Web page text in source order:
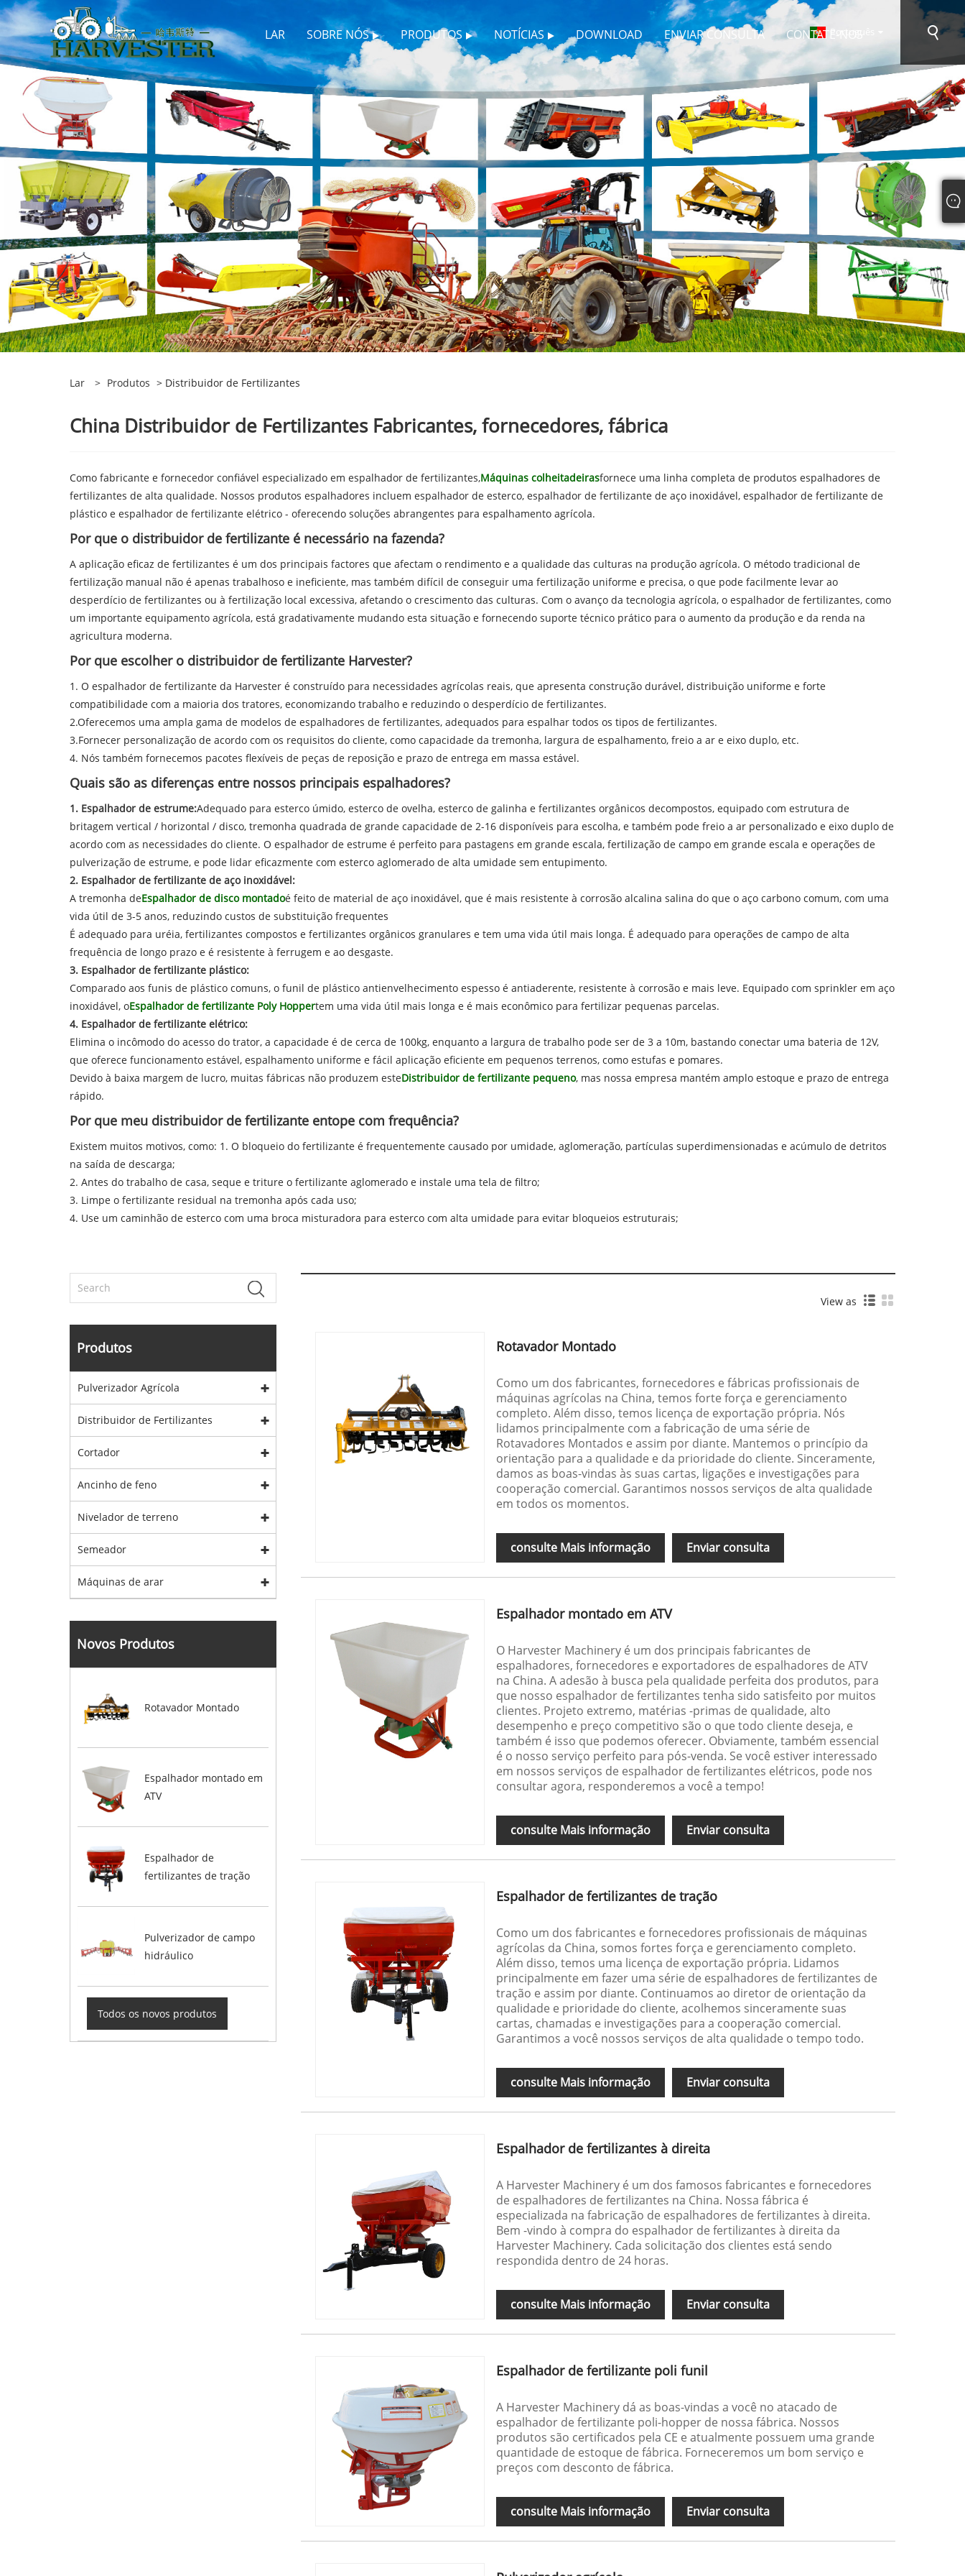
LAR SOBRE NÓS PRODUTOS NOTÍCIAS DOWNLOAD ENVIAR CONSULTA CONTATE-NOS
Português
Lar > Produtos > Distribuidor de Fertilizantes
China Distribuidor de Fertilizantes Fabricantes, fornecedores, fábrica
Como fabricante e fornecedor confiável especializado em espalhador de fertilizantes,Máquinas colheitadeirasfornece uma linha completa de produtos espalhadores de
fertilizantes de alta qualidade. Nossos produtos espalhadores incluem espalhador de esterco, espalhador de fertilizante de aço inoxidável, espalhador de fertilizante de
plástico e espalhador de fertilizante elétrico - oferecendo soluções abrangentes para espalhamento agrícola.
Por que o distribuidor de fertilizante é necessário na fazenda?
A aplicação eficaz de fertilizantes é um dos principais factores que afectam o rendimento e a qualidade das culturas na produção agrícola. O método tradicional de
fertilização manual não é apenas trabalhoso e ineficiente, mas também difícil de conseguir uma fertilização uniforme e precisa, o que pode facilmente levar ao
desperdício de fertilizantes ou à fertilização local excessiva, afetando o crescimento das culturas. Com o avanço da tecnologia agrícola, o espalhador de fertilizantes, como
um importante equipamento agrícola, está gradativamente mudando esta situação e fornecendo suporte técnico prático para o aumento da produção e da renda na
agricultura moderna.
Por que escolher o distribuidor de fertilizante Harvester?
1. O espalhador de fertilizante da Harvester é construído para necessidades agrícolas reais, que apresenta construção durável, distribuição uniforme e forte
compatibilidade com a maioria dos tratores, economizando trabalho e reduzindo o desperdício de fertilizantes.
2.Oferecemos uma ampla gama de modelos de espalhadores de fertilizantes, adequados para espalhar todos os tipos de fertilizantes.
3.Fornecer personalização de acordo com os requisitos do cliente, como capacidade da tremonha, largura de espalhamento, freio a ar e eixo duplo, etc.
4. Nós também fornecemos pacotes flexíveis de peças de reposição e prazo de entrega em massa estável.
Quais são as diferenças entre nossos principais espalhadores?
1. Espalhador de estrume:Adequado para esterco úmido, esterco de ovelha, esterco de galinha e fertilizantes orgânicos decompostos, equipado com estrutura de
britagem vertical / horizontal / disco, tremonha quadrada de grande capacidade de 2-16 disponíveis para escolha, e também pode freio a ar personalizado e eixo duplo de
acordo com as necessidades do cliente. O espalhador de estrume é perfeito para pastagens em grande escala, fertilização de campo em grande escala e operações de
pulverização de estrume, e pode lidar eficazmente com esterco aglomerado de alta umidade sem entupimento.
2. Espalhador de fertilizante de aço inoxidável:
A tremonha deEspalhador de disco montadoé feito de material de aço inoxidável, que é mais resistente à corrosão alcalina salina do que o aço carbono comum, com uma
vida útil de 3-5 anos, reduzindo custos de substituição frequentes
É adequado para uréia, fertilizantes compostos e fertilizantes orgânicos granulares e tem uma vida útil mais longa. É adequado para operações de campo de alta
frequência de longo prazo e é resistente à ferrugem e ao desgaste.
3. Espalhador de fertilizante plástico:
Comparado aos funis de plástico comuns, o funil de plástico antienvelhecimento espesso é antiaderente, resistente à corrosão e mais leve. Equipado com sprinkler em aço
inoxidável, oEspalhador de fertilizante Poly Hoppertem uma vida útil mais longa e é mais econômico para fertilizar pequenas parcelas.
4. Espalhador de fertilizante elétrico:
Elimina o incômodo do acesso do trator, a capacidade é de cerca de 100kg, enquanto a largura de trabalho pode ser de 3 a 10m, bastando conectar uma bateria de 12V,
que oferece funcionamento estável, espalhamento uniforme e fácil aplicação eficiente em pequenos terrenos, como estufas e pomares.
Devido à baixa margem de lucro, muitas fábricas não produzem esteDistribuidor de fertilizante pequeno, mas nossa empresa mantém amplo estoque e prazo de entrega
rápido.
Por que meu distribuidor de fertilizante entope com frequência?
Existem muitos motivos, como: 1. O bloqueio do fertilizante é frequentemente causado por umidade, aglomeração, partículas superdimensionadas e acúmulo de detritos
na saída de descarga;
2. Antes do trabalho de casa, seque e triture o fertilizante aglomerado e instale uma tela de filtro;
3. Limpe o fertilizante residual na tremonha após cada uso;
4. Use um caminhão de esterco com uma broca misturadora para esterco com alta umidade para evitar bloqueios estruturais;
Produtos
Pulverizador Agrícola
Distribuidor de Fertilizantes
Cortador
Ancinho de feno
Nivelador de terreno
Semeador
Máquinas de arar
Novos Produtos
Rotavador Montado
Espalhador montado em
ATV
Espalhador de
fertilizantes de tração
Pulverizador de campo
hidráulico
Todos os novos produtos
View as
Rotavador Montado
Como um dos fabricantes, fornecedores e fábricas profissionais de
máquinas agrícolas na China, temos forte força e gerenciamento
completo. Além disso, temos licença de exportação própria. Nós
lidamos principalmente com a fabricação de uma série de
Rotavadores Montados e assim por diante. Mantemos o princípio da
orientação para a qualidade e da prioridade do cliente. Sinceramente,
damos as boas-vindas às suas cartas, ligações e investigações para
cooperação comercial. Garantimos nossos serviços de alta qualidade
em todos os momentos.
consulte Mais informação Enviar consulta
Espalhador montado em ATV
O Harvester Machinery é um dos principais fabricantes de
espalhadores, fornecedores e exportadores de espalhadores de ATV
na China. A adesão à busca pela qualidade perfeita dos produtos, para
que nosso espalhador de fertilizantes tenha sido satisfeito por muitos
clientes. Projeto extremo, matérias -primas de qualidade, alto
desempenho e preço competitivo são o que todo cliente deseja, e
também é isso que podemos oferecer. Obviamente, também essencial
é o nosso serviço perfeito para pós-venda. Se você estiver interessado
em nossos serviços de espalhador de fertilizantes elétricos, pode nos
consultar agora, responderemos a você a tempo!
consulte Mais informação Enviar consulta
Espalhador de fertilizantes de tração
Como um dos fabricantes e fornecedores profissionais de máquinas
agrícolas da China, somos fortes força e gerenciamento completo.
Além disso, temos uma licença de exportação própria. Lidamos
principalmente em fazer uma série de espalhadores de fertilizantes de
tração e assim por diante. Continuamos ao diretor de orientação da
qualidade e prioridade do cliente, acolhemos sinceramente suas
cartas, chamadas e investigações para a cooperação comercial.
Garantimos a você nossos serviços de alta qualidade o tempo todo.
consulte Mais informação Enviar consulta
Espalhador de fertilizantes à direita
A Harvester Machinery é um dos famosos fabricantes e fornecedores
de espalhadores de fertilizantes na China. Nossa fábrica é
especializada na fabricação de espalhadores de fertilizantes à direita.
Bem -vindo à compra do espalhador de fertilizantes à direita da
Harvester Machinery. Cada solicitação dos clientes está sendo
respondida dentro de 24 horas.
consulte Mais informação Enviar consulta
Espalhador de fertilizante poli funil
A Harvester Machinery dá as boas-vindas a você no atacado de
espalhador de fertilizante poli-hopper de nossa fábrica. Nossos
produtos são certificados pela CE e atualmente possuem uma grande
quantidade de estoque de fábrica. Forneceremos um bom serviço e
preços com desconto de fábrica.
consulte Mais informação Enviar consulta